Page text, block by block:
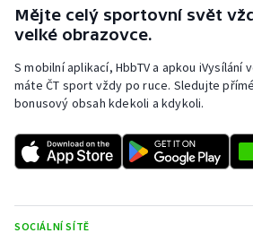
Ostatní
Mějte celý sportovní svět
velké obrazovce.
S mobilní aplikací, HbbTV a apkou
máte ČT sport vždy po ruce. Sledujte
bonusový obsah kdekoli a kdykoli.
SOCIÁLNÍ SÍTĚ